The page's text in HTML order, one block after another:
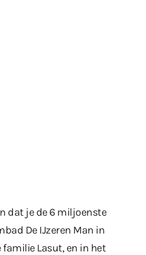
dat je de 6 miljoenste
De IJzeren Man in
familie Lasut, en in het